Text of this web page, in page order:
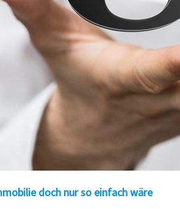
doch nur so einfach wäre